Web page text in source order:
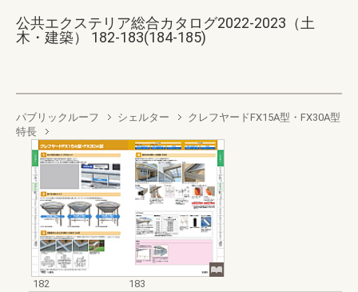
公共エクステリア総合カタログ2022-2023（土
木・建築） 182-183(184-185)
パブリックルーフ シェルター
クレフヤードFX15A型・FX30A型
特長
182
183